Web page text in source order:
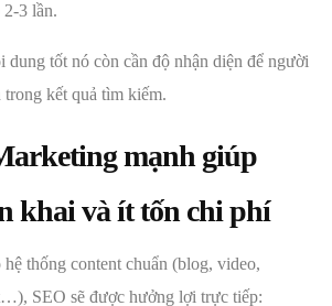
3 lần.
dung tốt nó còn cần độ nhận diện để người
kết quả tìm kiếm.
mạnh giúp
khai và ít tốn chi phí
thống content chuẩn (blog, video,
SEO sẽ được hưởng lợi trực tiếp: